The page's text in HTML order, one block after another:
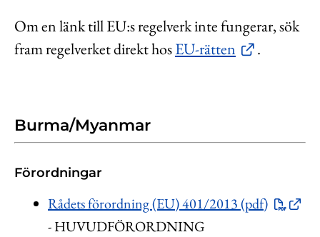
Om en länk till EU:s regelverk inte fungerar, sök
fram regelverket direkt hosEU-rätten .
Burma/Myanmar
Förordningar
Rådets förordning (EU) 401/2013 (pdf)
- HUVUDFÖRORDNING